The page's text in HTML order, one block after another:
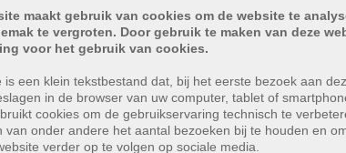
in Pelt!
maakt gebruik van cookies om de website te
te vergroten. Door gebruik te maken van deze
voor het gebruik van cookies.
is een klein tekstbestand dat, bij het eerste bezoek aan
in de browser van uw computer, tablet of
cookies om de gebruikservaring technisch te
van onder andere het aantal bezoeken bij te houden en
verder op te volgen op sociale media.